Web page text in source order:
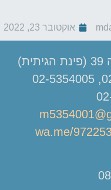
אוקטובר 23, 2022
wa.me/